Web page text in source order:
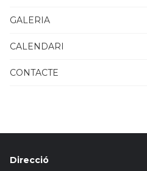
GALERIA
CALENDARI
CONTACTE
Direcció